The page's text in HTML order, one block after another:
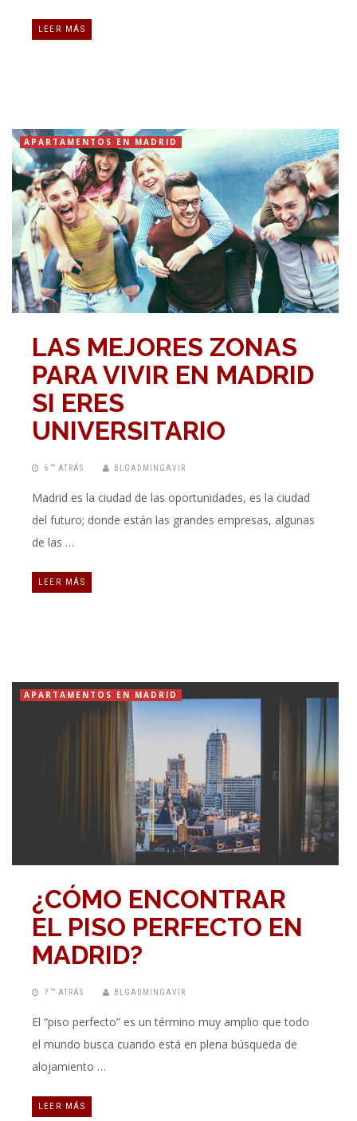
LEER MÁS
APARTAMENTOS EN MADRID
LAS MEJORES ZONAS
PARA VIVIR EN MADRID
SI ERES
UNIVERSITARIO
6 “” ATRÁS BLGADMINGAVIR
Madrid es la ciudad de las oportunidades, es la ciudad
del futuro; donde están las grandes empresas, algunas
de las …
LEER MÁS
APARTAMENTOS EN MADRID
¿CÓMO ENCONTRAR
EL PISO PERFECTO EN
MADRID?
7 “” ATRÁS BLGADMINGAVIR
El “piso perfecto” es un término muy amplio que todo
el mundo busca cuando está en plena búsqueda de
alojamiento …
LEER MÁS